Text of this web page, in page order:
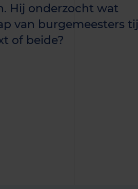
Hij onderzocht wat
van burgemeesters
of beide?